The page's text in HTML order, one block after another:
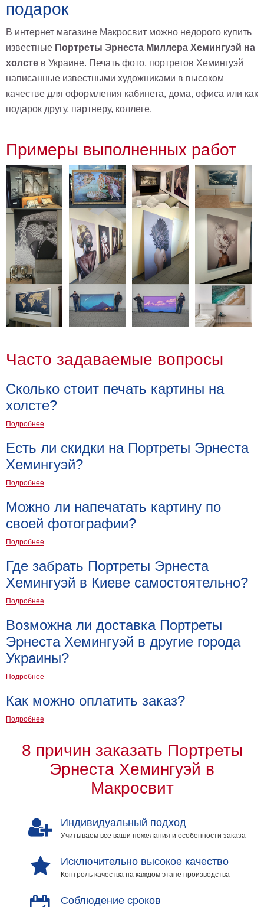
холсте
больших
размеров
Наши
работы
подарок
В интернет магазине Макросвит можно недорого купить
известные Портреты Эрнеста Миллера Хемингуэй на
холсте в Украине. Печать фото, портретов Хемингуэй
написанные известными художниками в высоком
качестве для оформления кабинета, дома, офиса или как
подарок другу, партнеру, коллеге.
Примеры выполненных работ
Часто задаваемые вопросы
Сколько стоит печать картины на
холсте?
Подробнее
Есть ли скидки на Портреты Эрнеста
Хемингуэй?
Подробнее
Можно ли напечатать картину по
своей фотографии?
Подробнее
Где забрать Портреты Эрнеста
Хемингуэй в Киеве самостоятельно?
Подробнее
Возможна ли доставка Портреты
Эрнеста Хемингуэй в другие города
Украины?
Подробнее
Как можно оплатить заказ?
Подробнее
8 причин заказать Портреты
Эрнеста Хемингуэй в
Макросвит
Индивидуальный подход
Учитываем все ваши пожелания и особенности заказа
Исключительно высокое качество
Контроль качества на каждом этапе производства
Соблюдение сроков